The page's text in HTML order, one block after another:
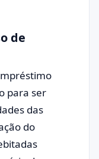
de
para ser
das
do